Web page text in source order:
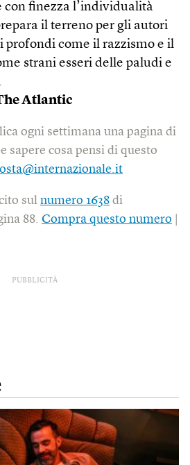
con finezza l’individualità
il terreno per gli autori
profondi come il razzismo e il
strani esseri delle paludi e
Atlantic
ogni settimana una pagina di
sapere cosa pensi di questo
sul numero 1638 di
88. Compra questo numero
PUBBLICITÀ